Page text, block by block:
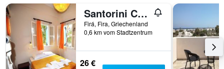
Santorini Camping Rooms
Firá, Fira, Griechenland
0,6 km vom Stadtzentrum
26 €